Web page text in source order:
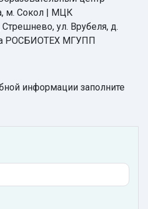
м. Сокол | МЦК
ул. Врубеля, д.
РОСБИОТЕХ МГУПП
информации заполните